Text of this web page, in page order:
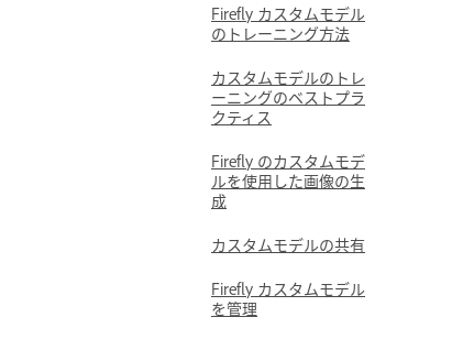
Firefly カスタムモデル
のトレーニング方法
カスタムモデルのトレ
ーニングのベストプラ
クティス
Firefly のカスタムモデ
ルを使用した画像の生
成
カスタムモデルの共有
Firefly カスタムモデル
を管理